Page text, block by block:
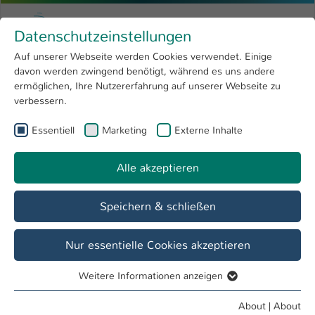
Menu
Research 4
Open submenu
University
International
Skip to main content
University of Applied Sciences
You are here:
Our Research Profile
Horizon-geförderte Projekte
Datenschutzeinstellungen
Auf unserer Webseite werden Cookies verwendet. Einige
davon werden zwingend benötigt, während es uns andere
ermöglichen, Ihre Nutzererfahrung auf unserer Webseite zu
verbessern.
Essentiell Marketing Externe Inhalte
Alle akzeptieren
Speichern & schließen
Nur essentielle Cookies akzeptieren
Essentielle Cookies werden für grundlegende Funktionen
Weitere Informationen anzeigen
About | About